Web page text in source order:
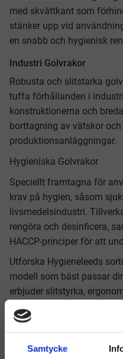
Samtycke
med skvättkant som
stänker upp vid
en snabb och hygienisk
Industri Golvrakor
Robusta och slitstarka
tuffa förhållanden i
konstruktionerna och
borttagning av vätskor
produktionsanläggningar.
Hygieniska Golvrakor
Speciellt framtagna för
krav på hygien, såsom
livsmedelsindustri.
rengöra och desinficera,
HACCP-principer för att
Utforska Hygieneleeds
modell som bäst passar
erbjuder slitstyrka,
för professionella miljöer.
rådgivning eller offert vid